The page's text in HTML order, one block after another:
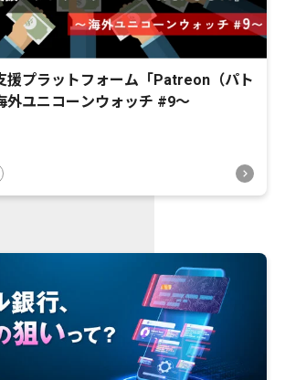
援プラットフォーム「Patreon（パト
外ユニコーンウォッチ #9〜